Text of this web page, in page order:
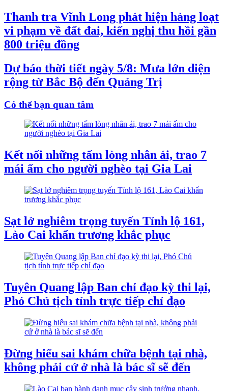
Thanh tra Vĩnh Long phát hiện hàng loạt
vi phạm về đất đai, kiến nghị thu hồi gần
800 triệu đồng
Dự báo thời tiết ngày 5/8: Mưa lớn diện
rộng từ Bắc Bộ đến Quảng Trị
Có thể bạn quan tâm
Kết nối những tấm lòng nhân ái, trao 7
mái ấm cho người nghèo tại Gia Lai
Sạt lở nghiêm trọng tuyến Tỉnh lộ 161,
Lào Cai khẩn trương khắc phục
Tuyên Quang lập Ban chỉ đạo kỳ thi lại,
Phó Chủ tịch tỉnh trực tiếp chỉ đạo
Đừng hiểu sai khám chữa bệnh tại nhà,
không phải cứ ở nhà là bác sĩ sẽ đến